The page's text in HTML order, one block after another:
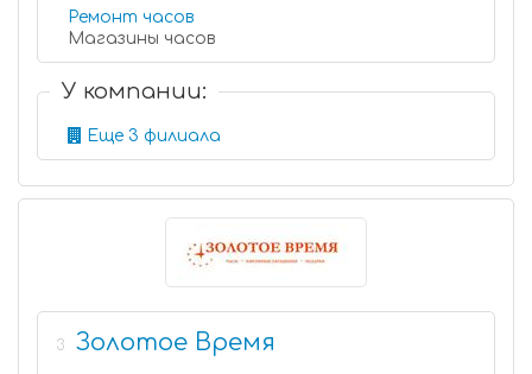
Ремонт часов
Магазины часов
У компании:
Еще 3 филиала
3 Золотое Время